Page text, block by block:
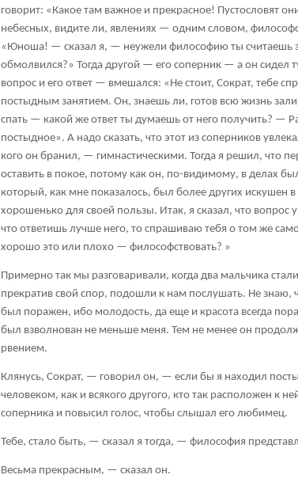
говорит: «Какое там важное и прекрасное! Пустословят
небесных, видите ли, явлениях — одним словом,
«Юноша! — сказал я, — неужели философию ты считаешь
обмолвился?» Тогда другой — его соперник — а он сидел
вопрос и его ответ — вмешался: «Не стоит, Сократ, тебе
постыдным занятием. Он, знаешь ли, готов всю жизнь
спать — какой же ответ ты думаешь от него получить? —
постыдное». А надо сказать, что этот из соперников
кого он бранил, — гимнастическими. Тогда я решил, что
оставить в покое, потому как он, по-видимому, в делах
который, как мне показалось, был более других искушен
хорошенько для своей пользы. Итак, я сказал, что вопрос
что ответишь лучше него, то спрашиваю тебя о том же
хорошо это или плохо — философствовать? »
Примерно так мы разговаривали, когда два мальчика
прекратив свой спор, подошли к нам послушать. Не знаю,
был поражен, ибо молодость, да еще и красота всегда
был взволнован не меньше меня. Тем не менее он
рвением.
Клянусь, Сократ, — говорил он, — если бы я находил
человеком, как и всякого другого, кто так расположен к
соперника и повысил голос, чтобы слышал его любимец.
Тебе, стало быть, — сказал я тогда, — философия
Весьма прекрасным, — сказал он.